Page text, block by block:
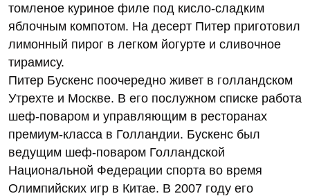
томленое куриное филе под кисло-сладким
яблочным компотом. На десерт Питер приготовил
лимонный пирог в легком йогурте и сливочное
тирамису.
Питер Бускенс поочередно живет в голландском
Утрехте и Москве. В его послужном списке работа
шеф-поваром и управляющим в ресторанах
премиум-класса в Голландии. Бускенс был
ведущим шеф-поваром Голландской
Национальной Федерации спорта во время
Олимпийских игр в Китае. В 2007 году его